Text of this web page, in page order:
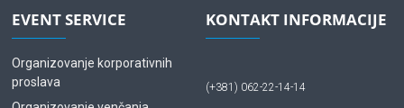
EVENT SERVICE
Organizovanje korporativnih
proslava
KONTAKT INFORMACIJE
(+381) 062-22-14-14